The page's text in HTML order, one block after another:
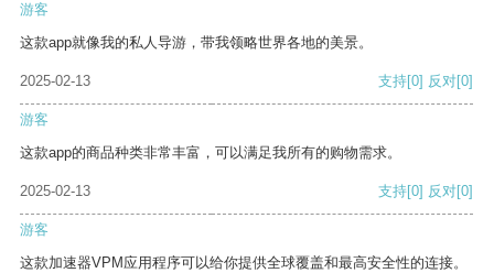
游客
这款app就像我的私人导游，带我领略世界各地的美景。
2025-02-13 支持[0] 反对[0]
游客
这款app的商品种类非常丰富，可以满足我所有的购物需求。
2025-02-13 支持[0] 反对[0]
游客
这款加速器VPM应用程序可以给你提供全球覆盖和最高安全性的连接。